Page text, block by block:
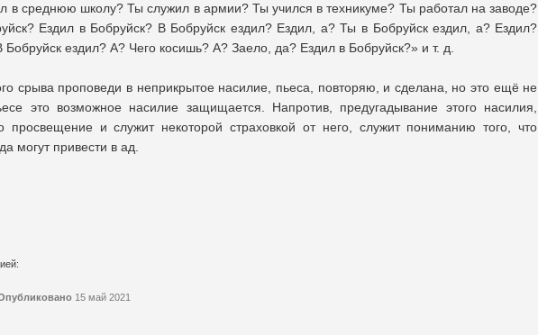
в среднюю школу? Ты служил в армии? Ты учился в техникуме? Ты работал на заводе?
Ездил в Бобруйск? В Бобруйск ездил? Ездил, а? Ты в Бобруйск ездил, а? Ездил?
ездил? А? Чего косишь? А? Заело, да? Ездил в Бобруйск?» и т. д.
срыва проповеди в неприкрытое насилие, пьеса, повторяю, и сделана, но это ещё не
это возможное насилие защищается. Напротив, предугадывание этого насилия,
просвещение и служит некоторой страховкой от него, служит пониманию того, что
могут привести в ад.
15 май 2021